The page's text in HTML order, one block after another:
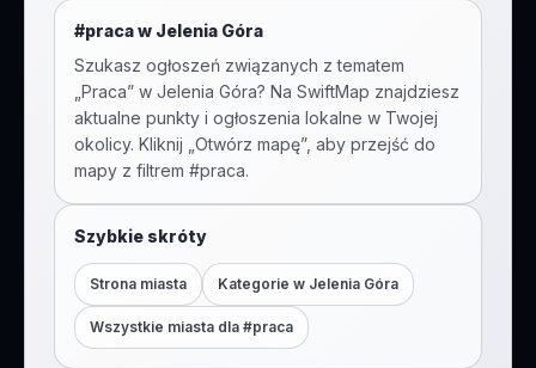
#pracaw Jelenia Góra
Szukasz ogłoszeń związanych z tematem
Praca” w Jelenia Góra? Na SwiftMap znajdziesz
aktualne punkty i ogłoszenia lokalne w Twojej
okolicy. Kliknij „Otwórz mapę”, aby przejść do
mapy z filtrem #praca.
Szybkie skróty
Strona miasta Kategorie w Jelenia Góra
Wszystkie miasta dla #praca